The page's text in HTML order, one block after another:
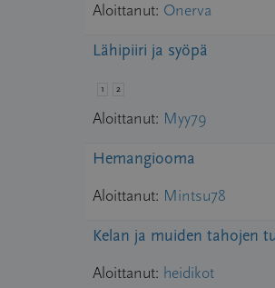
Aloittanut: Onerva
Lähipiiri ja syöpä
1 2
Aloittanut: Myy79
Hemangiooma
Aloittanut: Mintsu78
Kelan ja muiden tahojen
Aloittanut: heidikot